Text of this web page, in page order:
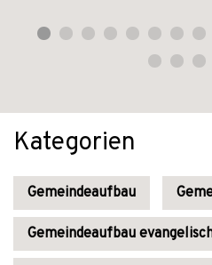
Kategorien
Gemeindeaufbau
Gemeindeaufbau